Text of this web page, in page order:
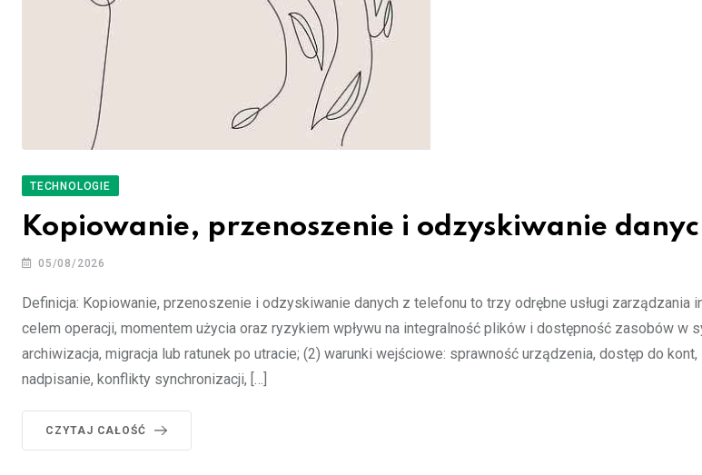
TECHNOLOGIE
Kopiowanie, przenoszenie i odzyskiwanie
05/08/2026
Definicja: Kopiowanie, przenoszenie i odzyskiwanie danych z telefonu to trzy odrębne usługi zarządzania
celem operacji, momentem użycia oraz ryzykiem wpływu na integralność plików i dostępność zasobów w
archiwizacja, migracja lub ratunek po utracie; (2) warunki wejściowe: sprawność urządzenia, dostęp do
nadpisanie, konflikty synchronizacji, […]
CZYTAJ CAŁOŚĆ